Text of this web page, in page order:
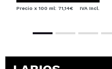
Precio x 100 ml: 71,14€ IVA Incl.